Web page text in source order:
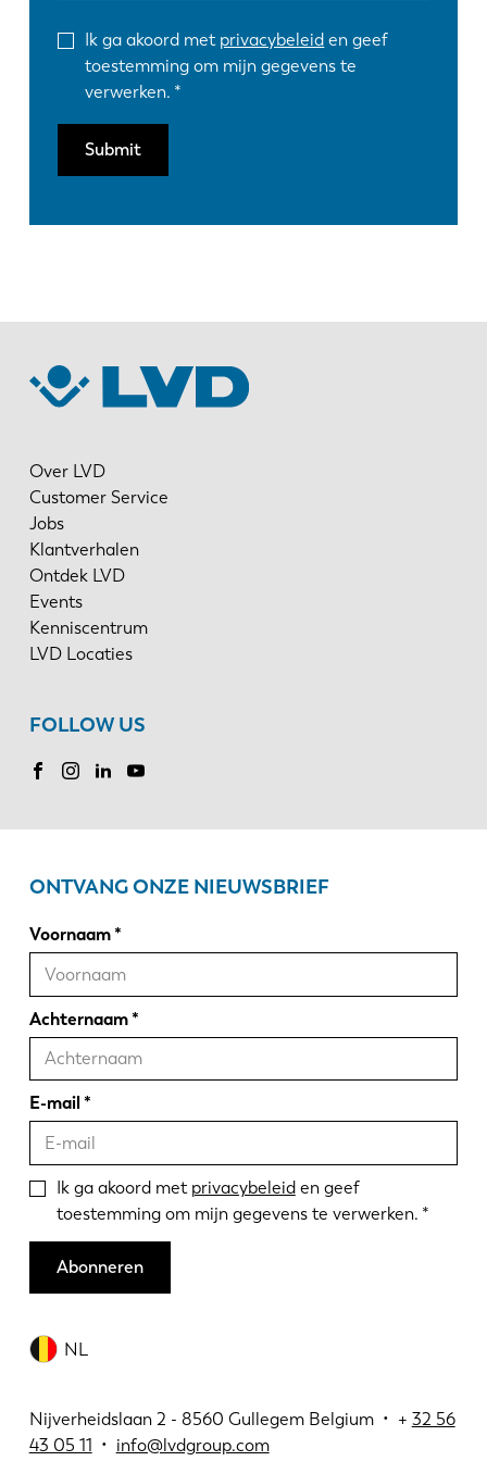
Ik ga akoord met privacybeleid en geef
toestemming om mijn gegevens te
verwerken.
Submit
Over LVD
Customer Service
Jobs
Klantverhalen
Ontdek LVD
Events
Kenniscentrum
LVD Locaties
FOLLOW US
NL
Nijverheidslaan 2 - 8560 Gullegem Belgium • + 32 56
43 05 11 • info@lvdgroup.com
ONTVANG ONZE NIEUWSBRIEF
Voornaam
Achternaam
E-mail
Ik ga akoord met privacybeleiden geef
toestemming om mijn gegevens te verwerken.
Abonneren